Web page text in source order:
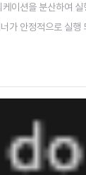
이션을 분산하여 실
가 안정적으로 실행